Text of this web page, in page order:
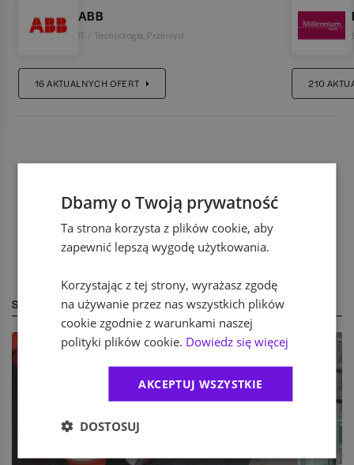
ABB
IT / Technologia Przemysł
16AKTUALNYCH OFERT 210
STREFA EKSPERTA
Dbamy o Twoją prywatność
Ta strona korzysta z plików cookie, aby
zapewnić lepszą wygodę użytkowania.
Korzystając z tej strony, wyrażasz zgodę
na używanie przez nas wszystkich plików
cookie zgodnie z warunkami naszej
polityki plików cookie. Dowiedz się więcej
AKCEPTUJ WSZYSTKIE
DOSTOSUJ